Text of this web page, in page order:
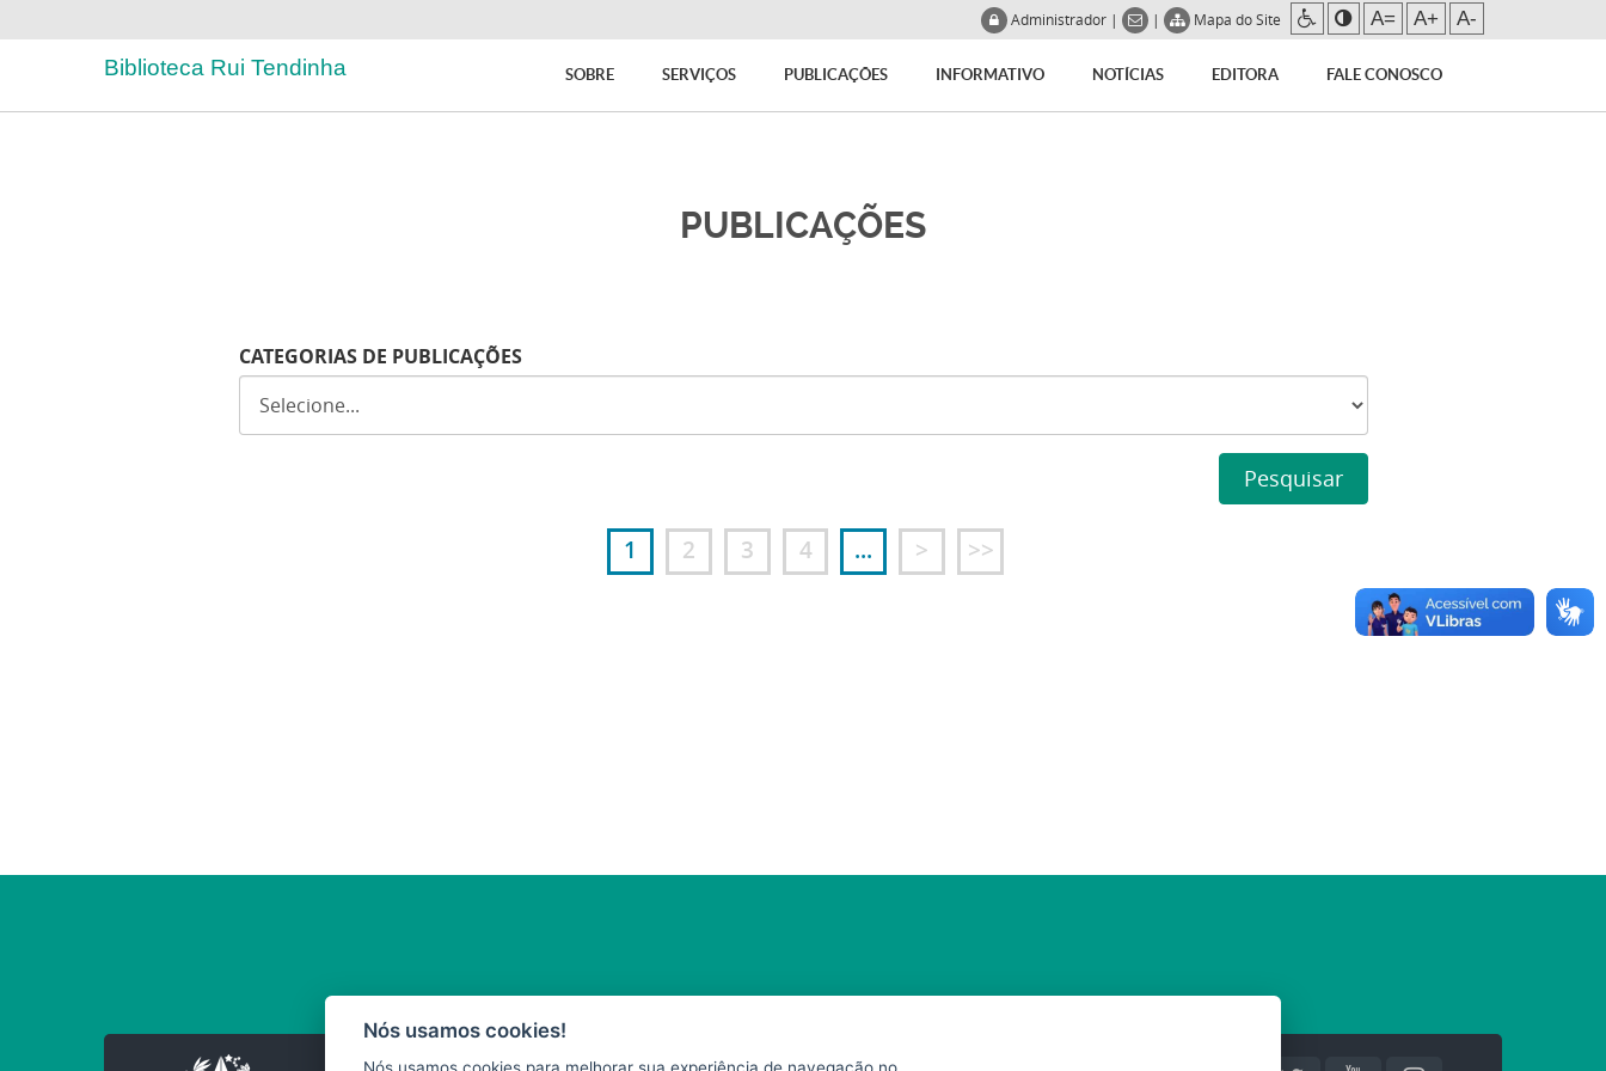
Administrador | | Mapa do Site A= A+ A-
Biblioteca Rui Tendinha SOBRE SERVIÇOS PUBLICAÇÕES INFORMATIVO NOTÍCIAS EDITORA FALE CONOSCO
PUBLICAÇÕES
CATEGORIAS DE PUBLICAÇÕES
Pesquisar
1 2 3 4 ... > >>
Nós usamos cookies!